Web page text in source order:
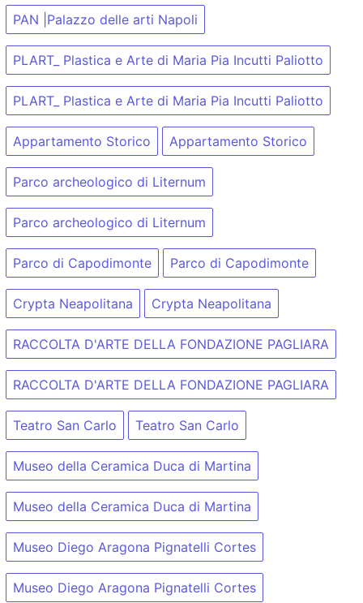
PAN |Palazzo delle arti Napoli
PLART_ Plastica e Arte di Maria Pia Incutti Paliotto
PLART_ Plastica e Arte di Maria Pia Incutti Paliotto
Appartamento Storico Appartamento Storico
Parco archeologico di Liternum
Parco archeologico di Liternum
Parco di Capodimonte Parco di Capodimonte
Crypta Neapolitana Crypta Neapolitana
RACCOLTA D'ARTE DELLA FONDAZIONE PAGLIARA
RACCOLTA D'ARTE DELLA FONDAZIONE PAGLIARA
Teatro San Carlo Teatro San Carlo
Museo della Ceramica Duca di Martina
Museo della Ceramica Duca di Martina
Museo Diego Aragona Pignatelli Cortes
Museo Diego Aragona Pignatelli Cortes